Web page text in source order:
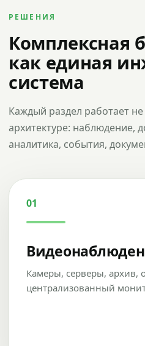
РЕШЕНИЯ
Комплексная
как единая
система
Каждый раздел работает
архитектуре: наблюдение,
аналитика, события,
01
Камеры, серверы, архив,
централизованный